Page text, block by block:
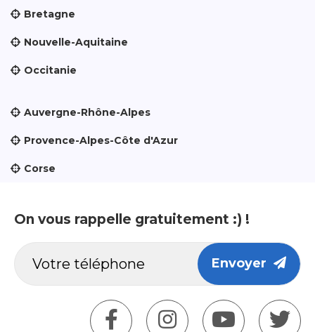
Bretagne
Nouvelle-Aquitaine
Occitanie
Auvergne-Rhône-Alpes
Provence-Alpes-Côte d'Azur
Corse
On vous rappelle gratuitement :) !
Envoyer